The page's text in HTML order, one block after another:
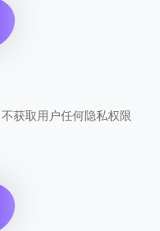
获取用户任何隐私权限